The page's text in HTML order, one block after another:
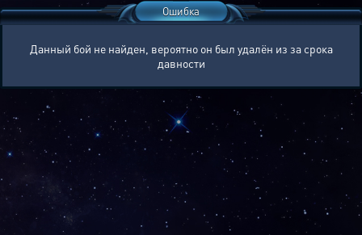
Ошибка
Данный бой не найден, вероятно он был удалён из за срока
давности